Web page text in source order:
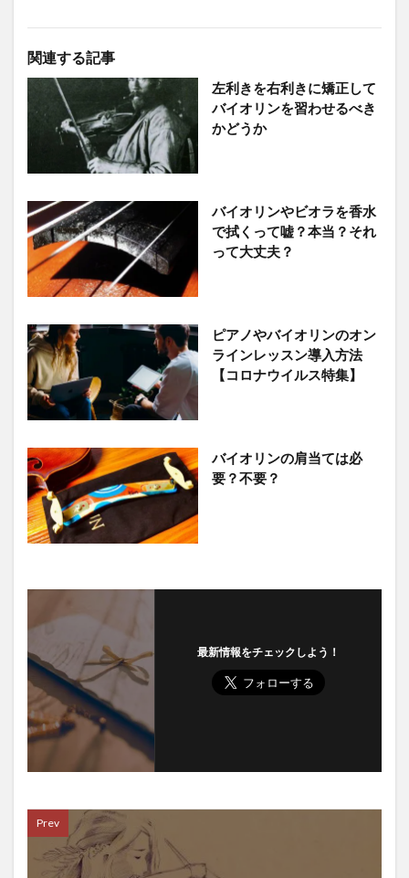
関連する記事
左利きを右利きに矯正して
バイオリンを習わせるべき
かどうか
バイオリンやビオラを香水
で拭くって嘘？本当？それ
って大丈夫？
ピアノやバイオリンのオン
ラインレッスン導入方法
【コロナウイルス特集】
バイオリンの肩当ては必
要？不要？
最新情報をチェックしよう！
Prev